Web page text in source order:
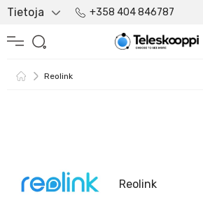
Tietoja +358 404 846787
Reolink
Reolink